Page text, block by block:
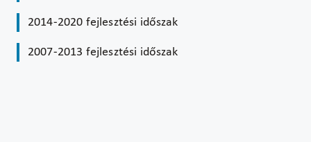
2014-2020 fejlesztési időszak
2007-2013 fejlesztési időszak